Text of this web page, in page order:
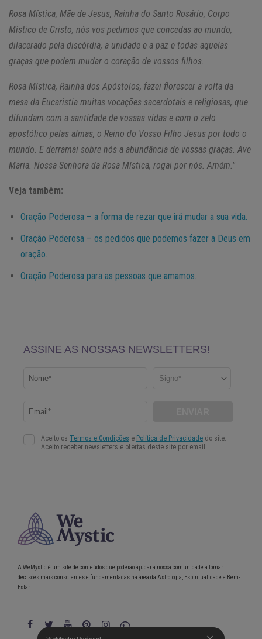
Rosa Mística, Mãe de Jesus, Rainha do Santo Rosário, Corpo
Místico de Cristo, nós vos pedimos que concedas ao mundo,
dilacerado pela discórdia, a unidade e a paz e todas aquelas
graças que podem mudar o coração de vossos filhos.
Rosa Mística, Rainha dos Apóstolos, fazei florescer a volta da
mesa da Eucaristia muitas vocações sacerdotais e religiosas, que
difundam com a santidade de vossas vidas e com o zelo
apostólico pelas almas, o Reino do Vosso Filho Jesus por todo o
mundo. E derramai sobre nós a abundância de vossas graças. Ave
Maria. Nossa Senhora da Rosa Mística, rogai por nós. Amém."
Veja também:
Oração Poderosa – a forma de rezar que irá mudar a sua vida.
Oração Poderosa – os pedidos que podemos fazer a Deus em
oração.
Oração Poderosa para as pessoas que amamos.
A WeMystic é um site de conteúdos que poderão ajudar a nossa comunidade a tomar
decisões mais conscientes e fundamentadas na área da Astrologia, Espiritualidade e Bem-
Estar.